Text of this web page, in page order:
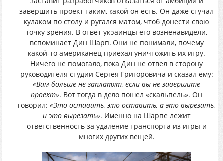
завершить проект таким, какой он есть. Он даже стучал
кулаком по столу и ругался матом, чтоб донести свою
точку зрения. В ответ украинцы его возненавидели,
вспоминает Дин Шарп. Они не понимали, почему
какой-то американец приехал уничтожить их игру.
Ничего не помогало, пока Дин не отвел в сторону
руководителя студии Сергея Григоровича и сказал ему:
«Вам больше не заплатят, если вы не завершите
проект». Вот тогда в дело пошел «скальпель». Он
говорил: «Это оставить, это оставить, а это вырезать,
и это вырезать». Именно на Шарпе лежит
ответственность за удаление транспорта из игры и
многих других вещей.